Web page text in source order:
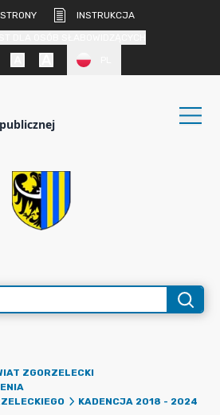
INSTRUKCJA
ZGORZELECKI
KADENCJA 2018 - 2024